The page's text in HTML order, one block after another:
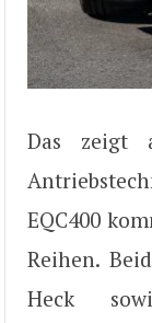
Das zeigt
EQC400
Reihen.
Heck